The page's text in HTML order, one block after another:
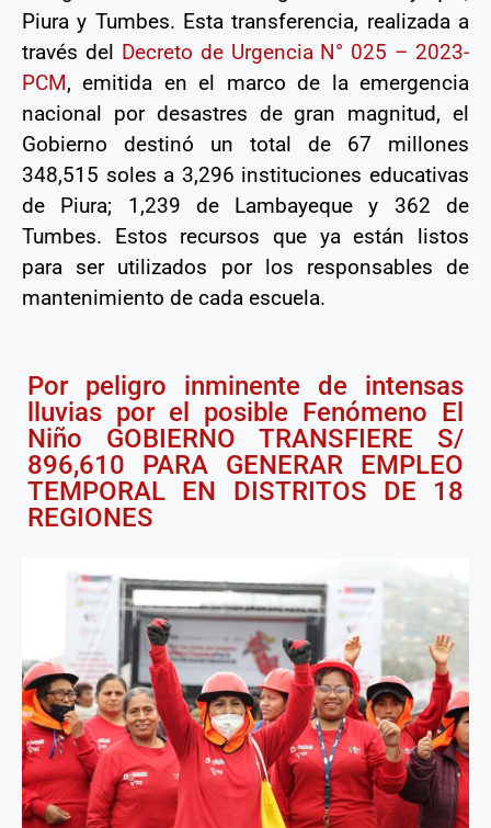
Piura y Tumbes. Esta transferencia, realizada a
través del Decreto de Urgencia N° 025 – 2023-
PCM, emitida en el marco de la emergencia
nacional por desastres de gran magnitud, el
Gobierno destinó un total de 67 millones
348,515 soles a 3,296 instituciones educativas
de Piura; 1,239 de Lambayeque y 362 de
Tumbes. Estos recursos que ya están listos
para ser utilizados por los responsables de
mantenimiento de cada escuela.
Por peligro inminente de intensas
lluvias por el posible Fenómeno El
Niño GOBIERNO TRANSFIERE S/
896,610 PARA GENERAR EMPLEO
TEMPORAL EN DISTRITOS DE 18
REGIONES